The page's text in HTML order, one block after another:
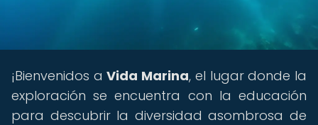
¡Bienvenidos aVida Marina, el lugar donde la
exploración se encuentra con la educación
para descubrir la diversidad asombrosa de